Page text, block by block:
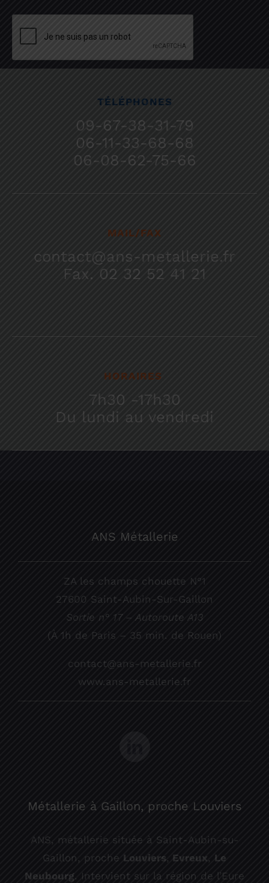
TÉLÉPHONES
09-67-38-31-79
06-11-33-68-68
06-08-62-75-66
MAIL/FAX
contact@ans-metallerie.fr
Fax. 02 32 52 41 21
HORAIRES
7h30 -17h30
Du lundi au vendredi
ANS Métallerie
ZA les champs chouette N°1
27600 Saint-Aubin-Sur-Gaillon
Sortie n° 17 – Autoroute A13
(À 1h de Paris – 35 min. de Rouen)
contact@ans-metallerie.fr
www.ans-metallerie.fr
Métallerie à Gaillon, proche Louviers
ANS, métallerie située à Saint-Aubin-su-
Gaillon, proche Louviers, Evreux, Le
Neubourg. Intervient sur la région de l’Eure